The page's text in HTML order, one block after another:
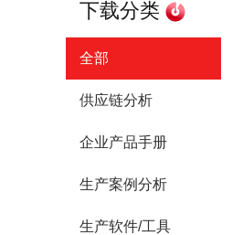
下载分类
全部
供应链分析
企业产品手册
生产案例分析
生产软件/工具